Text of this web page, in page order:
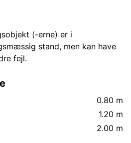
(-erne) er i
stand, men kan have
fejl.
0.80 m
1.20 m
2.00 m